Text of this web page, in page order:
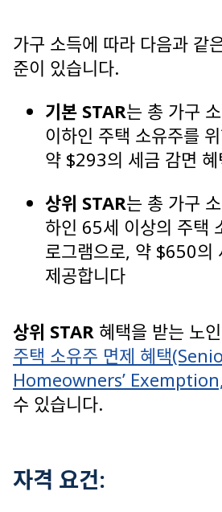
가구 소득에 따라 다음과 같
준이 있습니다.
기본 STAR는 총 가구
이하인 주택 소유주를
약 $293의 세금 감면
상위 STAR는 총 가구
하인 65세 이상의 주택
로그램으로, 약 $650의
제공합니다
상위 STAR 혜택을 받는 노
주택 소유주 면제 혜택
Homeowners’
수 있습니다.
자격 요건: